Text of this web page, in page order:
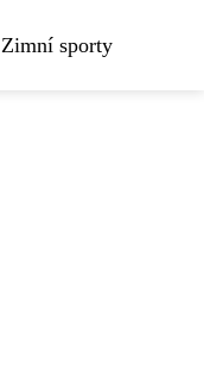
Zimní sporty